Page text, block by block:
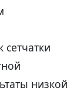
сетчатки
низкой